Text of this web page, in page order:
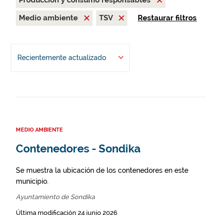
Medio ambiente
TSV Restaurar filtros
Recientemente actualizado
MEDIO AMBIENTE
Contenedores - Sondika
Se muestra la ubicación de los contenedores en este
municipio.
Ayuntamiento de Sondika
Última modificación 24 junio 2026